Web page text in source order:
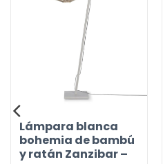
Lámpara blanca
bohemia de bambú
y ratán Zanzibar –